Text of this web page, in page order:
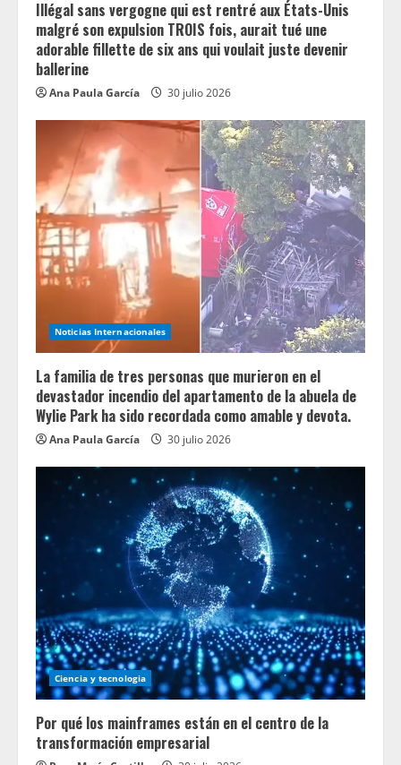
Illégal sans vergogne qui est rentré aux États-Unis
malgré son expulsion TROIS fois, aurait tué une
adorable fillette de six ans qui voulait juste devenir
ballerine
Ana Paula García 30 julio 2026
Noticias Internacionales
La familia de tres personas que murieron en el
devastador incendio del apartamento de la abuela de
Wylie Park ha sido recordada como amable y devota.
Ana Paula García 30 julio 2026
Ciencia y tecnologia
Por qué los mainframes están en el centro de la
transformación empresarial